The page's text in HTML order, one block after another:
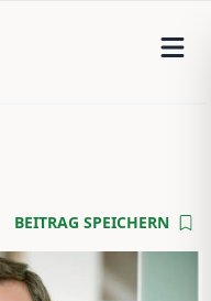
BEITRAG SPEICHERN